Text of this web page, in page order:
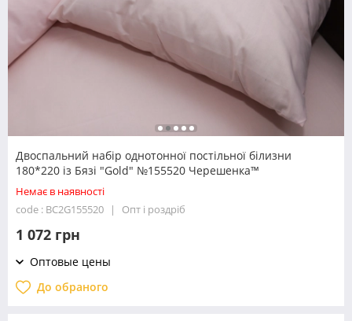
Двоспальний набір однотонної постільної білизни
180*220 із Бязі "Gold" №155520 Черешенка™
Немає в наявності
code : BC2G155520
Опт і роздріб
1 072 грн
Оптовые цены
До обраного